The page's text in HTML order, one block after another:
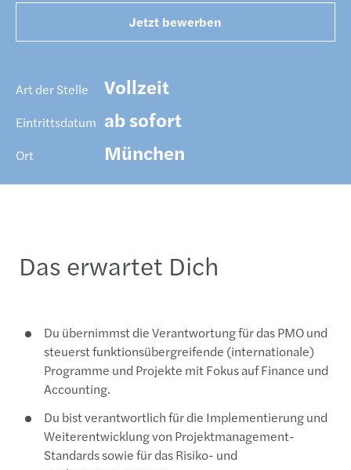
Jetzt bewerben
Art der Stelle Vollzeit
Eintrittsdatum ab sofort
Ort München
Das erwartet Dich
Du übernimmst die Verantwortung für das PMO und
steuerst funktionsübergreifende (internationale)
Programme und Projekte mit Fokus auf Finance und
Accounting.
Du bist verantwortlich für die Implementierung und
Weiterentwicklung von Projektmanagement-
Standards sowie für das Risiko- und